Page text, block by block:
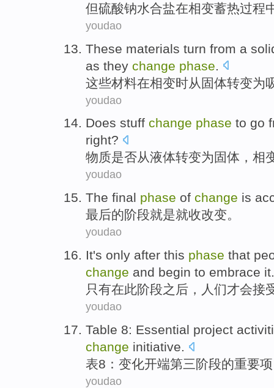
但硫酸钠水合盐在相变蓄热过程
youdao
These materials turn from a
as they change phase
这些材料在相变时从 固体转变为
youdao
Does stuff change phase to go
right?
物质是否从液体转变为 固体 ， 相
youdao
The final phase of change is
最后的阶段就是就收改变。
youdao
It's only after this phase that
change and begin to embrace it.
只有在此阶段之后， 人们才会接
youdao
Table 8: Essential project
change initiative.
表8 ： 变化开端第三阶段的重要
youdao